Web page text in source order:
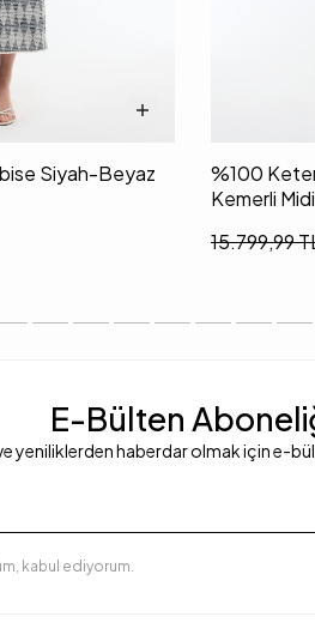
Siyah-Beyaz
%100
Kemerli
15.799,99
E-Bülten
yeniliklerden haberdar olmak için e-
kabul ediyorum.